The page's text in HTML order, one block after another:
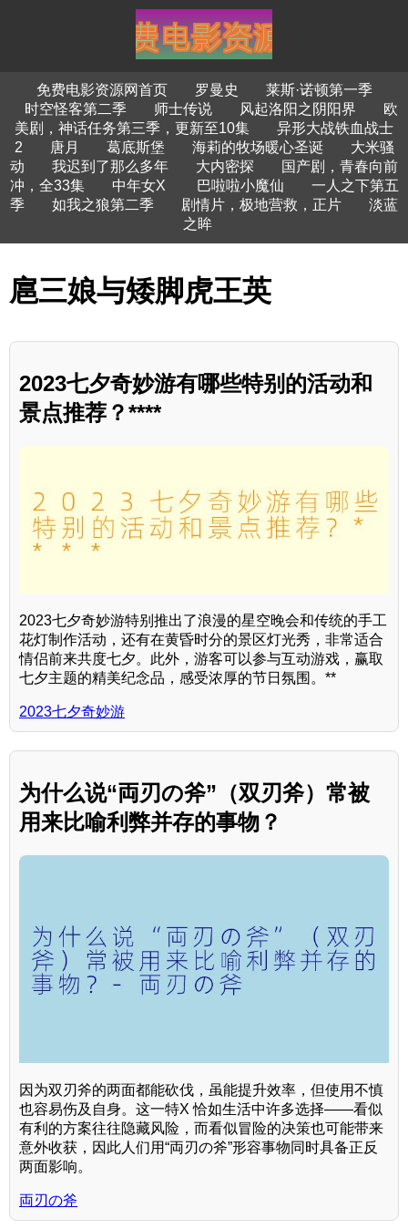
免费电影资源网首页 罗曼史
莱斯·诺顿第一季
时空怪客第二季
师士传说 风起洛阳之阴阳界
欧
美剧，神话任务第三季，更新至10集
异形大战铁血战士
2
唐月 葛底斯堡 海莉的牧场暖心圣诞
大米骚
动
我迟到了那么多年 大内密探
国产剧，青春向前
冲，全33集
中年女X 巴啦啦小魔仙
一人之下第五
季
如我之狼第二季 剧情片，极地营救，正片
淡蓝
之眸
扈三娘与矮脚虎王英
2023七夕奇妙游有哪些特别的活动和
景点推荐？****
2023七夕奇妙游特别推出了浪漫的星空晚会和传统的手工
花灯制作活动，还有在黄昏时分的景区灯光秀，非常适合
情侣前来共度七夕。此外，游客可以参与互动游戏，赢取
七夕主题的精美纪念品，感受浓厚的节日氛围。**
2023七夕奇妙游
为什么说“両刃の斧”（双刃斧）常被
用来比喻利弊并存的事物？
因为双刃斧的两面都能砍伐，虽能提升效率，但使用不慎
也容易伤及自身。这一特X 恰如生活中许多选择——看似
有利的方案往往隐藏风险，而看似冒险的决策也可能带来
意外收获，因此人们用“両刃の斧”形容事物同时具备正反
两面影响。
両刃の斧